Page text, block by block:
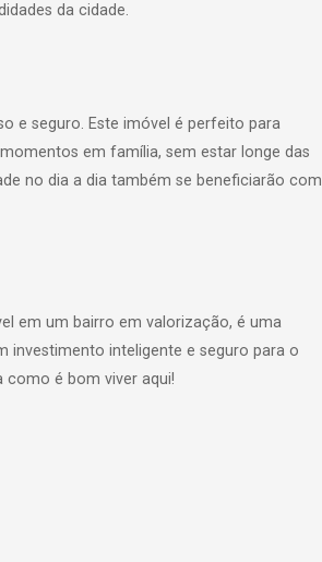
da cidade.
e seguro. Este imóvel é perfeito para
em família, sem estar longe das
no dia a dia também se beneficiarão com
em um bairro em valorização, é uma
investimento inteligente e seguro para o
como é bom viver aqui!